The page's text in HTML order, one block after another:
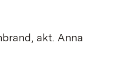
akt. Anna